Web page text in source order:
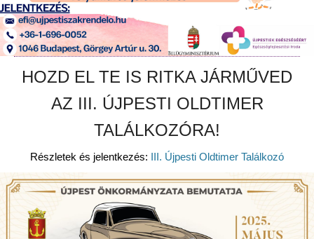
HOZD EL TE IS RITKA JÁRMŰVED
AZ III. ÚJPESTI OLDTIMER
TALÁLKOZÓRA!
Részletek és jelentkezés: III. Újpesti Oldtimer Találkozó